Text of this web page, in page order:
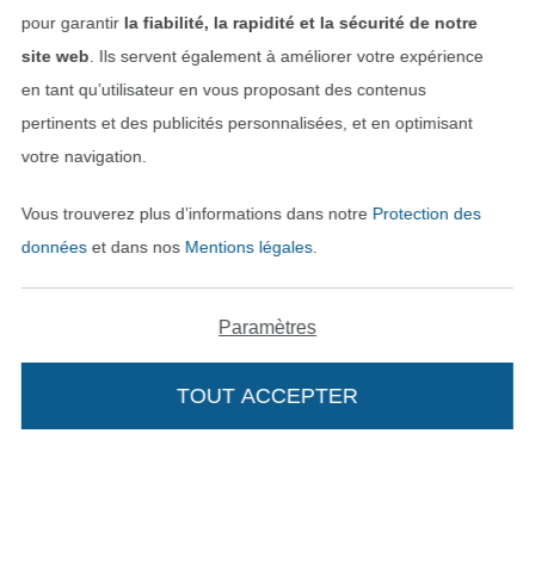
Contact
Rétractation de commande
Trouvez plus d’idées
pour garantir la fiabilité, la rapidité et la sécurité de notre
site web . Ils servent également à améliorer votre expérience
en tant qu’utilisateur en vous proposant des contenus
pertinents et des publicités personnalisées, et en optimisant
votre navigation.
Vous trouverez plus d’informations dans notre Protection des
donnéeset dans nos Mentions légales.
Paramètres
TOUT ACCEPTER